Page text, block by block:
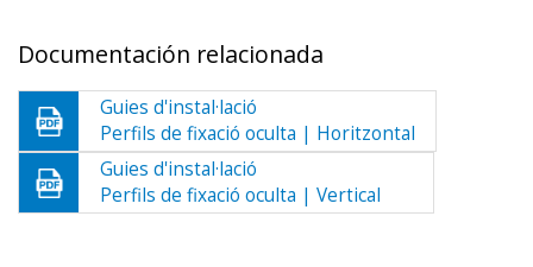
Documentación relacionada
Guies d'instal·lació
Perfils de fixació oculta | Horitzontal
Guies d'instal·lació
Perfils de fixació oculta | Vertical